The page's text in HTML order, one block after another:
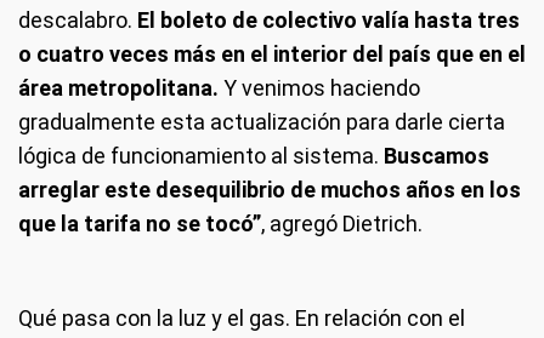
descalabro. El boleto de colectivo valía hasta tres
o cuatro veces más en el interior del país que en el
área metropolitana. Y venimos haciendo
gradualmente esta actualización para darle cierta
lógica de funcionamiento al sistema. Buscamos
arreglar este desequilibrio de muchos años en los
que la tarifa no se tocó”, agregó Dietrich.
Qué pasa con la luz y el gas. En relación con el